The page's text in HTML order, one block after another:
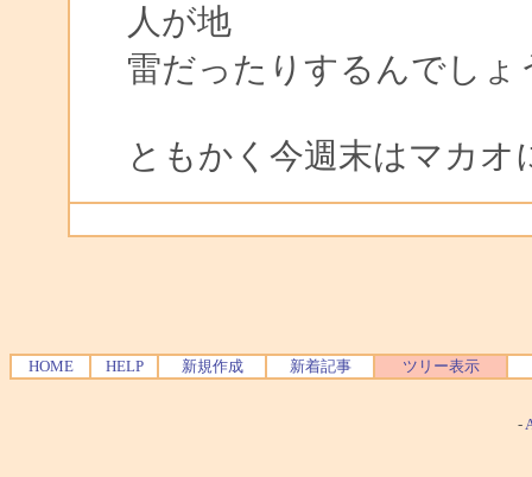
人が地
雷だったりするんでしょ
ともかく今週末はマカオ
HOME HELP 新規作成 新着記事 ツリー表示
-